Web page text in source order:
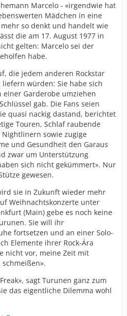
Marcelo - «irgendwie hat
Mädchen in eine
so denkt und handelt wie
die am 17. August 1977 in
gelten: Marcelo sei der
habe.
die jedem anderen Rockstar
würden: Sie habe sich
Garderobe umziehen
gab. Die Fans seien
quasi nackig dastand, berichtet
Touren, Schlaf raubende
sowie zugige
und Gesundheit den Garaus
zwar um Unterstützung
sich nicht gekümmert». Nur
gewesen.
sie in Zukunft wieder mehr
Weihnachtskonzerte unter
(Main) gebe es noch keine
Sie will ihr
fortsetzen und an einer Solo-
Elemente ihrer Rock-Ära
nicht vor, meine Zeit mit
sagt Turunen ganz zum
das eigentliche Dilemma wohl